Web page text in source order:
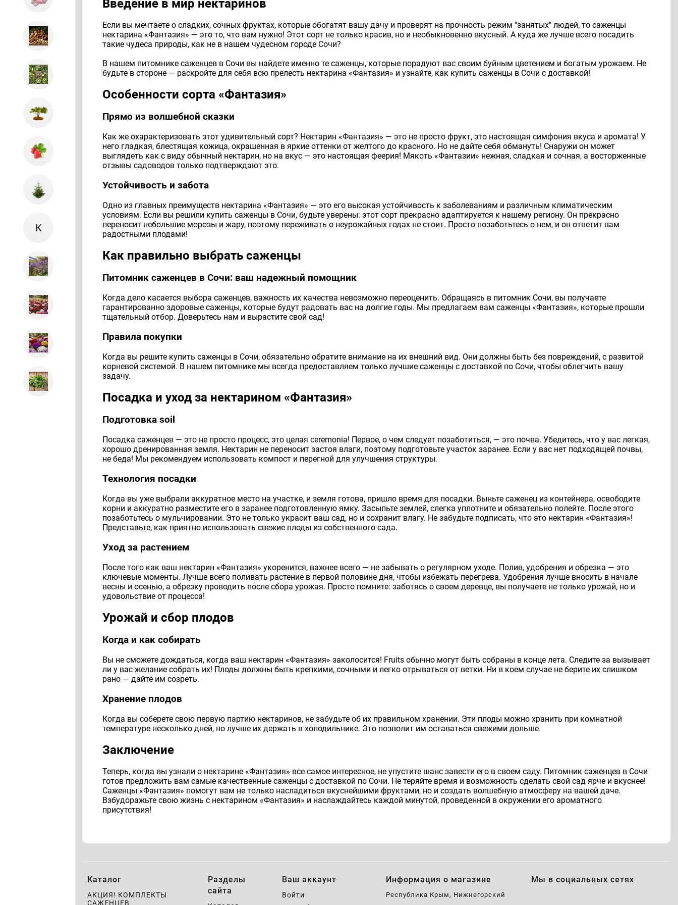
К
Введение в мир нектаринов
Если вы мечтаете о сладких, сочных фруктах, которые обогатят вашу дачу и проверят на прочность режим "занятых" людей, то саженцы
нектарина «Фантазия» — это то, что вам нужно! Этот сорт не только красив, но и необыкновенно вкусный. А куда же лучше всего посадить
такие чудеса природы, как не в нашем чудесном городе Сочи?
В нашем питомнике саженцев в Сочи вы найдете именно те саженцы, которые порадуют вас своим буйным цветением и богатым урожаем. Не
будьте в стороне — раскройте для себя всю прелесть нектарина «Фантазия» и узнайте, как купить саженцы в Сочи с доставкой!
Особенности сорта «Фантазия»
Прямо из волшебной сказки
Как же охарактеризовать этот удивительный сорт? Нектарин «Фантазия» — это не просто фрукт, это настоящая симфония вкуса и аромата! У
него гладкая, блестящая кожица, окрашенная в яркие оттенки от желтого до красного. Но не дайте себя обмануть! Снаружи он может
выглядеть как с виду обычный нектарин, но на вкус — это настоящая феерия! Мякоть «Фантазии» нежная, сладкая и сочная, а восторженные
отзывы садоводов только подтверждают это.
Устойчивость и забота
Одно из главных преимуществ нектарина «Фантазия» — это его высокая устойчивость к заболеваниям и различным климатическим
условиям. Если вы решили купить саженцы в Сочи, будьте уверены: этот сорт прекрасно адаптируется к нашему региону. Он прекрасно
переносит небольшие морозы и жару, поэтому переживать о неурожайных годах не стоит. Просто позаботьтесь о нем, и он ответит вам
радостными плодами!
Как правильно выбрать саженцы
Питомник саженцев в Сочи: ваш надежный помощник
Когда дело касается выбора саженцев, важность их качества невозможно переоценить. Обращаясь в питомник Сочи, вы получаете
гарантированно здоровые саженцы, которые будут радовать вас на долгие годы. Мы предлагаем вам саженцы «Фантазия», которые прошли
тщательный отбор. Доверьтесь нам и вырастите свой сад!
Правила покупки
Когда вы решите купить саженцы в Сочи, обязательно обратите внимание на их внешний вид. Они должны быть без повреждений, с развитой
корневой системой. В нашем питомнике мы всегда предоставляем только лучшие саженцы с доставкой по Сочи, чтобы облегчить вашу
задачу.
Посадка и уход за нектарином «Фантазия»
Подготовка soil
Посадка саженцев — это не просто процесс, это целая ceremonia! Первое, о чем следует позаботиться, — это почва. Убедитесь, что у вас легкая,
хорошо дренированная земля. Нектарин не переносит застоя влаги, поэтому подготовьте участок заранее. Если у вас нет подходящей почвы,
не беда! Мы рекомендуем использовать компост и перегной для улучшения структуры.
Технология посадки
Когда вы уже выбрали аккуратное место на участке, и земля готова, пришло время для посадки. Выньте саженец из контейнера, освободите
корни и аккуратно разместите его в заранее подготовленную ямку. Засыпьте землей, слегка уплотните и обязательно полейте. После этого
позаботьтесь о мульчировании. Это не только украсит ваш сад, но и сохранит влагу. Не забудьте подписать, что это нектарин «Фантазия»!
Представьте, как приятно использовать свежие плоды из собственного сада.
Уход за растением
После того как ваш нектарин «Фантазия» укоренится, важнее всего — не забывать о регулярном уходе. Полив, удобрения и обрезка — это
ключевые моменты. Лучше всего поливать растение в первой половине дня, чтобы избежать перегрева. Удобрения лучше вносить в начале
весны и осенью, а обрезку проводить после сбора урожая. Просто помните: заботясь о своем деревце, вы получаете не только урожай, но и
удовольствие от процесса!
Урожай и сбор плодов
Когда и как собирать
Вы не сможете дождаться, когда ваш нектарин «Фантазия» заколосится! Fruits обычно могут быть собраны в конце лета. Следите за вызывает
ли у вас желание собрать их! Плоды должны быть крепкими, сочными и легко отрываться от ветки. Ни в коем случае не берите их слишком
рано — дайте им созреть.
Хранение плодов
Когда вы соберете свою первую партию нектаринов, не забудьте об их правильном хранении. Эти плоды можно хранить при комнатной
температуре несколько дней, но лучше их держать в холодильнике. Это позволит им оставаться свежими дольше.
Заключение
Теперь, когда вы узнали о нектарине «Фантазия» все самое интересное, не упустите шанс завести его в своем саду. Питомник саженцев в Сочи
готов предложить вам самые качественные саженцы с доставкой по Сочи. Не теряйте время и возможность сделать свой сад ярче и вкуснее!
Саженцы «Фантазия» помогут вам не только насладиться вкуснейшими фруктами, но и создать волшебную атмосферу на вашей даче.
Взбудоражьте свою жизнь с нектарином «Фантазия» и наслаждайтесь каждой минутой, проведенной в окружении его ароматного
присутствия!
Каталог
АКЦИЯ! КОМПЛЕКТЫ
САЖЕНЦЕВ
Разделы
сайта
Ваш аккаунт
Войти
Информация о магазине
Республика Крым, Нижнегорский
Мы в социальных сетях